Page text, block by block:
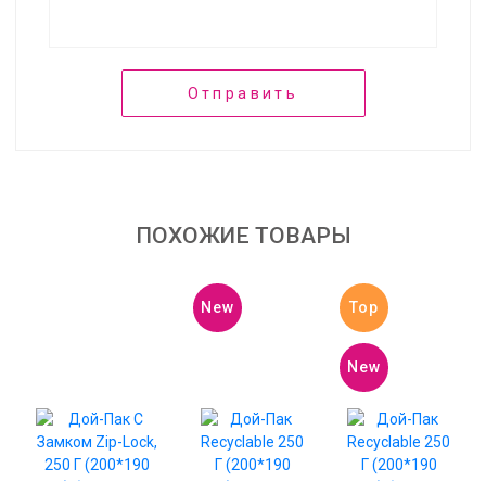
Отправить
ПОХОЖИЕ ТОВАРЫ
New Top
New